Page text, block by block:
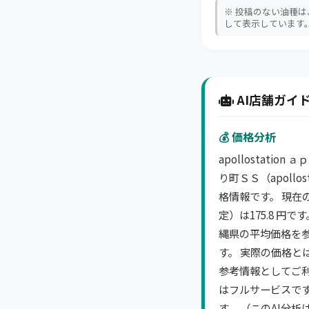
※ 投稿のない油種
して表示しています
AI店舗ガイ
💰 価格分析
apollostation ａｐ
り町ＳＳ（
格情報です。 現在
定）は175.8 円で
縄県の平均価格を
す。 実際の価格と
参考情報としてご
はフルサービスで